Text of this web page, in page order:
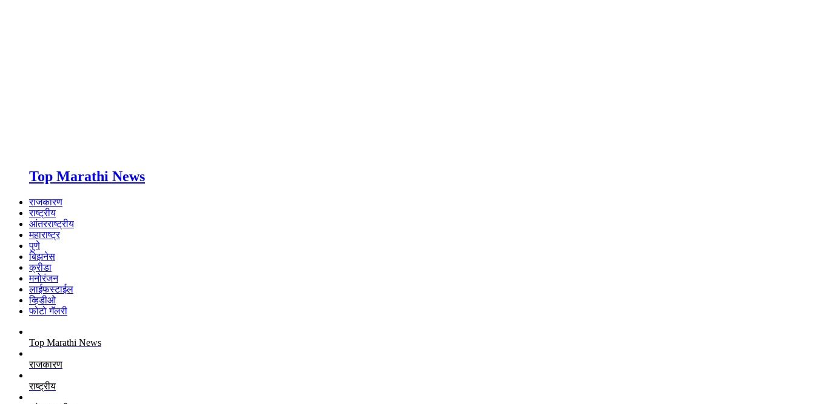
Top Marathi News
राजकारण
राष्ट्रीय
आंतरराष्ट्रीय
महाराष्ट्र
पुणे
बिझनेस
क्रीडा
मनोरंजन
लाईफस्टाईल
व्हिडीओ
फोटो गॅलरी
Top Marathi News
राजकारण
राष्ट्रीय